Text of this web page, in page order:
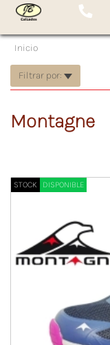
Inicio
Filtrar por:
Montagne
STOCK DISPONIBLE